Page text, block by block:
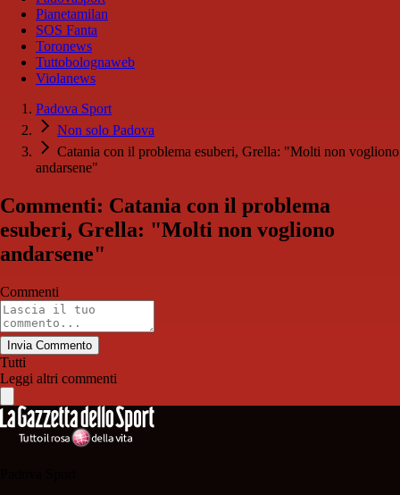
Pianetamilan
SOS Fanta
Toronews
Tuttobolognaweb
Violanews
Padova Sport
Non solo Padova
Catania con il problema esuberi, Grella: "Molti non vogliono
andarsene"
Commenti: Catania con il problema
esuberi, Grella: "Molti non vogliono
andarsene"
Commenti
Invia Commento
Tutti
Leggi altri commenti